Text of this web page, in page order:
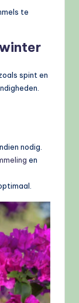
te
spint en
nodig.
en